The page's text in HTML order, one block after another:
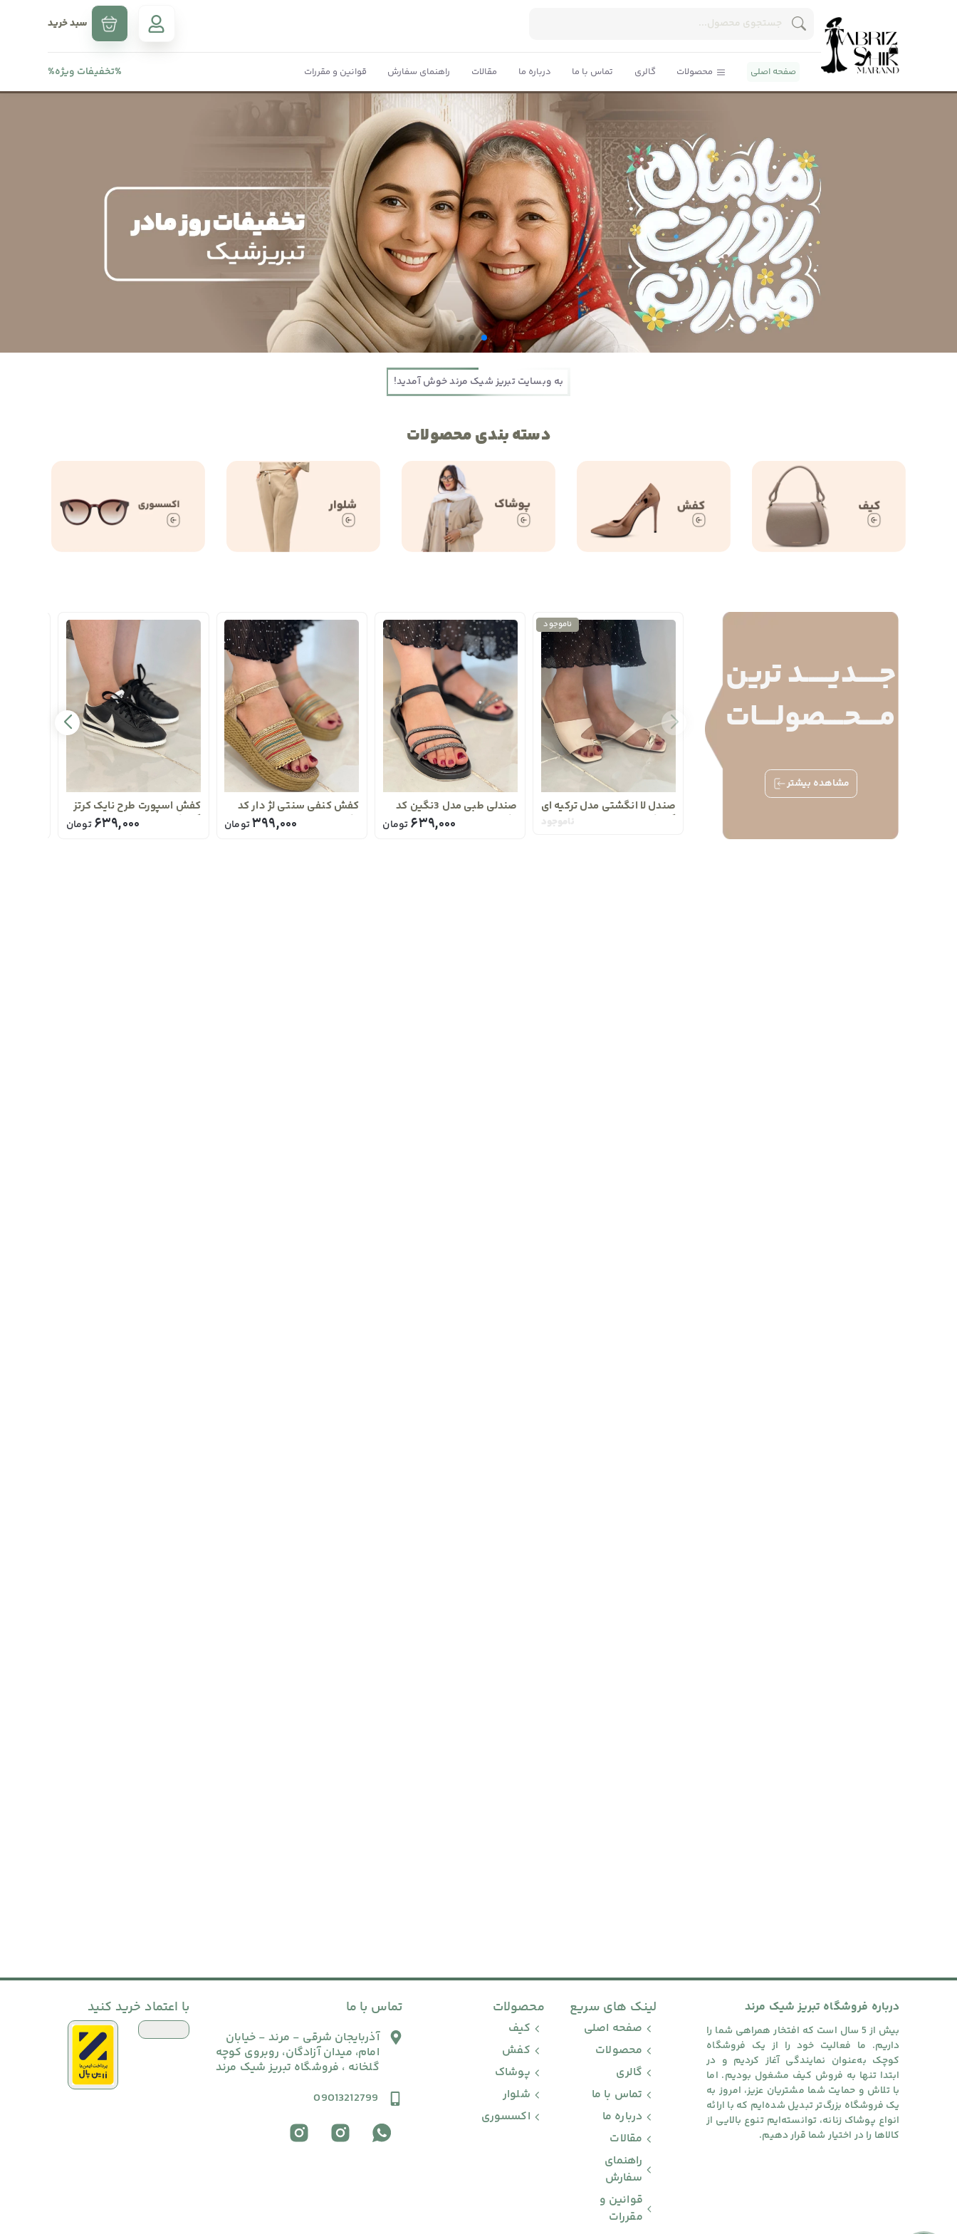
سبد خرید
صفحه اصلی محصولات گالری تماس با ما درباره ما مقالات راهنمای سفارش قوانین و مقررات %تخفیفات ویژه%
به وبسایت تبریز شیک مرند خوش آمدید!
دسته بندی محصولات
جـــــدیــــــد ترین
مــــحــــصولــــات
مشاهده بیشتر
ناموجود
صندل لا انگشتی مدل ترکیه ای
کد 2015
صندلی طبی مدل 3نگین کد
2014
639,000تومان
کفش کنفی سنتی لژ دار کد
2013
399,000تومان
کفش اسپورت طرح نایک کرتز
کد 2012 639,000تومان
درباره فروشگاه تبریز شیک مرند
بیش از 5 سال است که افتخار همراهی شما را
داریم. ما فعالیت خود را از یک فروشگاه
کوچک به‌عنوان نمایندگی آغاز کردیم و در
ابتدا تنها به فروش کیف مشغول بودیم. اما
با تلاش و حمایت شما مشتریان عزیز، امروز به
یک فروشگاه بزرگ‌تر تبدیل شده‌ایم که با ارائه
انواع پوشاک زنانه، توانسته‌ایم تنوع بالایی از
کالاها را در اختیار شما قرار دهیم.
لینک های سریع
صفحه اصلی
محصولات
گالری
تماس با ما
درباره ما
مقالات
راهنمای
سفارش
قوانین و
مقررات
محصولات
کیف
کفش
پوشاک
شلوار
اکسسوری
تماس با ما
آذربایجان شرقی - مرند - خیابان
امام، میدان آزادگان، روبروی کوچه
گلخانه ، فروشگاه تبریز شیک مرند
09013212799
با اعتماد خرید کنید